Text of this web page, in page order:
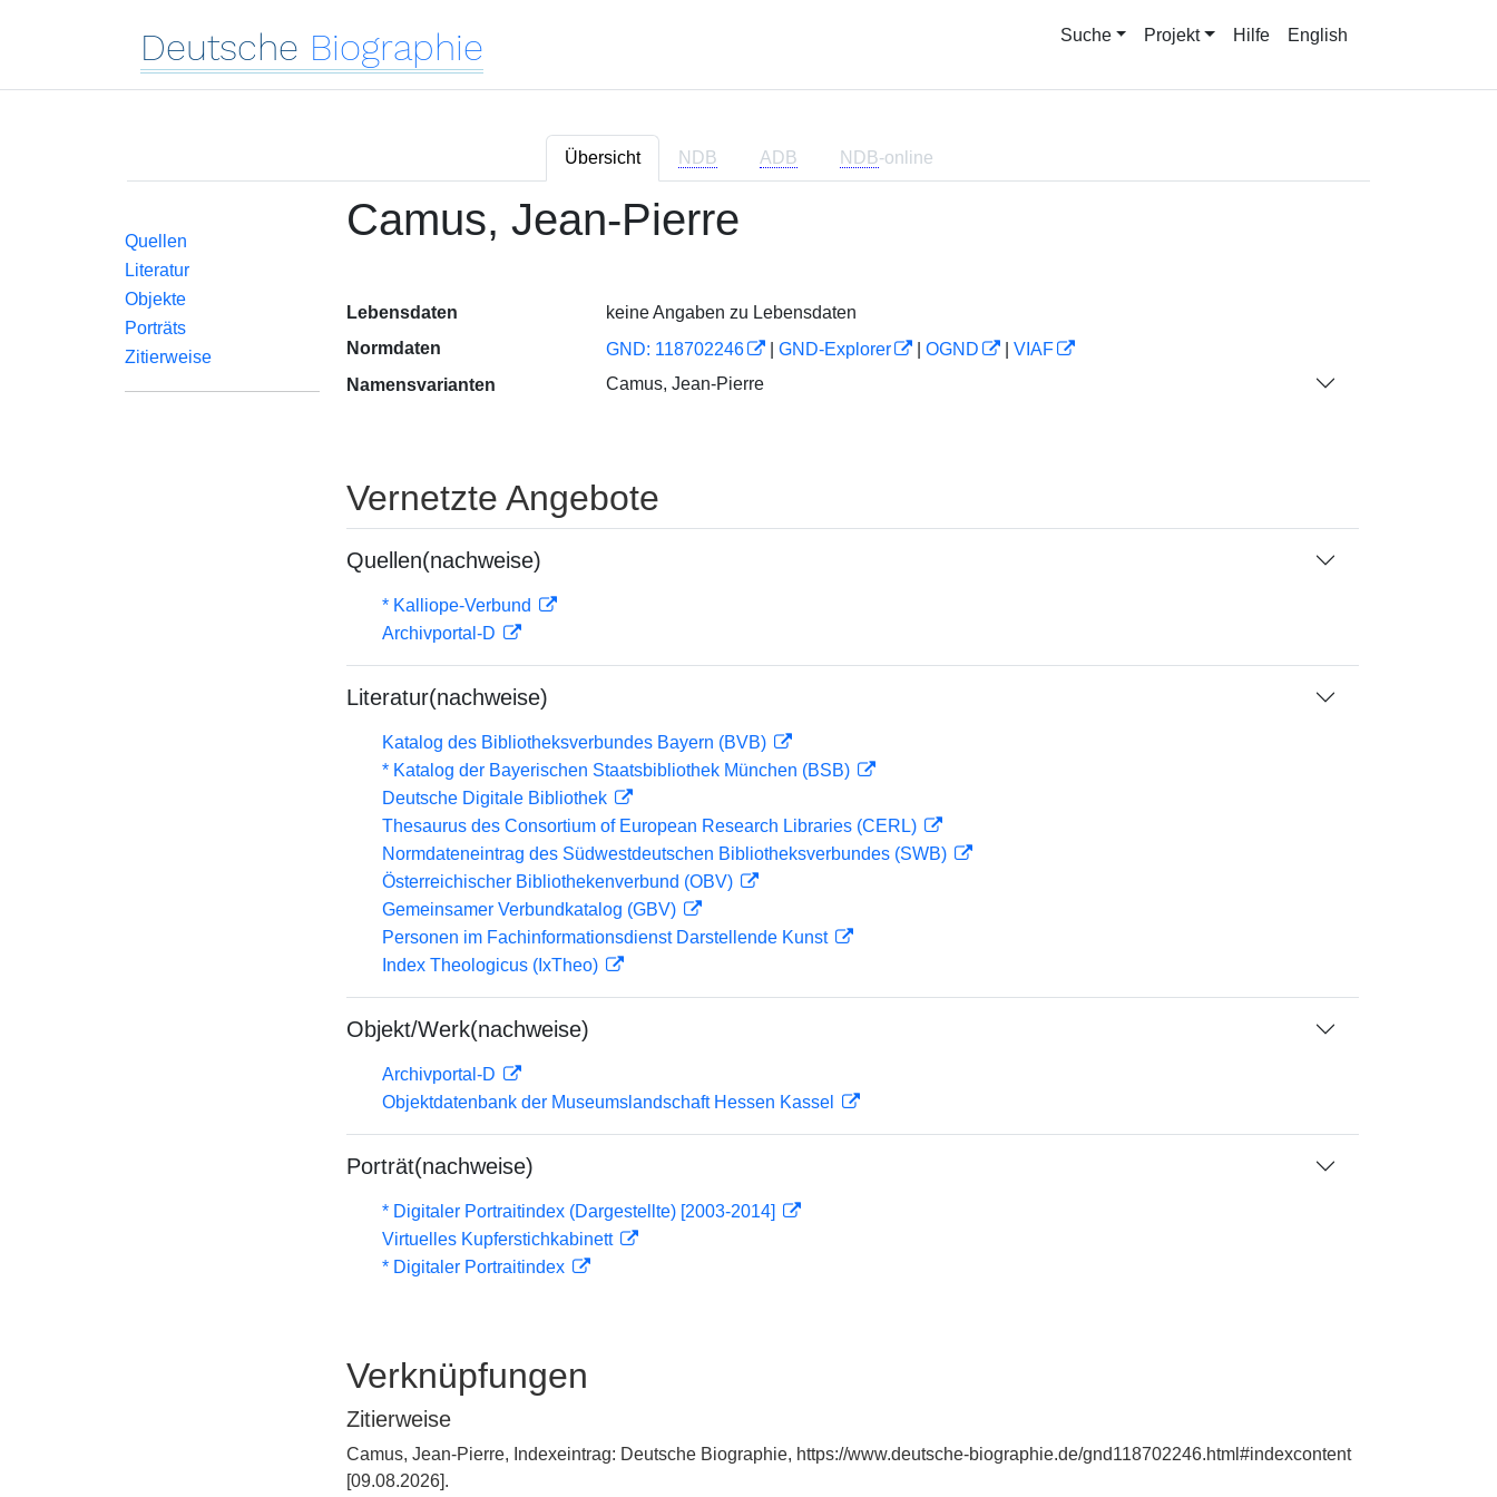
Deutsche Biographie Suche Projekt Hilfe English
Übersicht NDB ADB NDB-online
Quellen
Literatur
Objekte
Porträts
Zitierweise
Camus, Jean-Pierre
Lebensdaten
keine Angaben zu Lebensdaten
Normdaten
GND: 118702246 GND-Explorer OGND
VIAF
Namensvarianten
Camus, Jean-Pierre
Vernetzte Angebote
Quellen(nachweise)
* Kalliope-Verbund
Archivportal-D
Literatur(nachweise)
Katalog des Bibliotheksverbundes Bayern (BVB)
* Katalog der Bayerischen Staatsbibliothek München (BSB)
Deutsche Digitale Bibliothek
Thesaurus des Consortium of European Research Libraries (CERL)
Normdateneintrag des Südwestdeutschen Bibliotheksverbundes (SWB)
Österreichischer Bibliothekenverbund (OBV)
Gemeinsamer Verbundkatalog (GBV)
Personen im Fachinformationsdienst Darstellende Kunst
Index Theologicus (IxTheo)
Objekt/Werk(nachweise)
Archivportal-D
Objektdatenbank der Museumslandschaft Hessen Kassel
Porträt(nachweise)
* Digitaler Portraitindex (Dargestellte) [2003-2014]
Virtuelles Kupferstichkabinett
* Digitaler Portraitindex
Verknüpfungen
Zitierweise
Camus, Jean-Pierre, Indexeintrag: Deutsche Biographie, https://www.deutsche-biographie.de/gnd118702246.html#indexcontent
[09.08.2026].